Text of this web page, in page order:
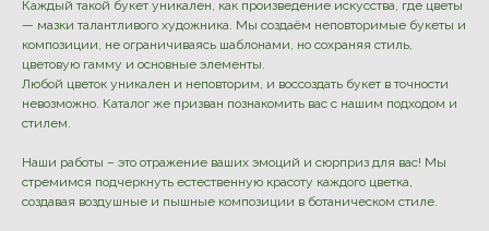
Каждый такой букет уникален, как произведение искусства, где цветы
— мазки талантливого художника. Мы создаём неповторимые букеты и
композиции, не ограничиваясь шаблонами, но сохраняя стиль,
цветовую гамму и основные элементы.
Любой цветок уникален и неповторим, и воссоздать букет в точности
невозможно. Каталог же призван познакомить вас с нашим подходом и
стилем.
Наши работы – это отражение ваших эмоций и сюрприз для вас! Мы
стремимся подчеркнуть естественную красоту каждого цветка,
создавая воздушные и пышные композиции в ботаническом стиле.